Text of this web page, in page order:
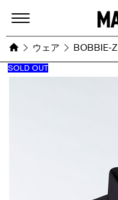
ウェア BOBBIE-Z
SOLD OUT